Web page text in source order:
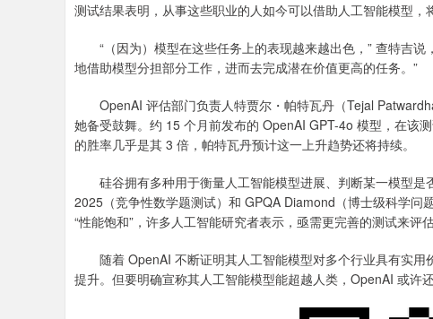
测试结果表明，从事这些职业的人如今可以借助人工智能模型，
“（因为）模型在这些任务上的表现越来越出色，” 查特吉说
地借助模型分担部分工作，进而去完成潜在价值更高的任务。”
OpenAI 评估部门负责人特贾尔・帕特瓦丹（Tejal
她备受鼓舞。约 15 个月前发布的 OpenAI GPT-4o 模型，在该
的胜率几乎是其 3 倍，帕特瓦丹预计这一上升趋势还将持续。
硅谷拥有多种用于衡量人工智能模型进展、判断某一模型是
2025（竞争性数学题测试）和 GPQA Diamond（博士级科学
“性能饱和”，许多人工智能研究者表示，亟需更完善的测试来评
随着 OpenAI 不断证明其人工智能模型对多个行业具有实用
提升。但要明确宣称其人工智能模型能超越人类，OpenAI 或许